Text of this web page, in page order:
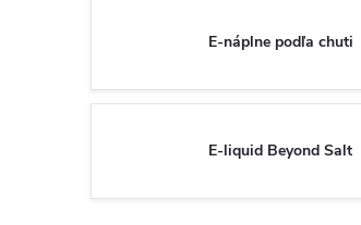
E-náplne podľa chuti
E-liquid Beyond Salt